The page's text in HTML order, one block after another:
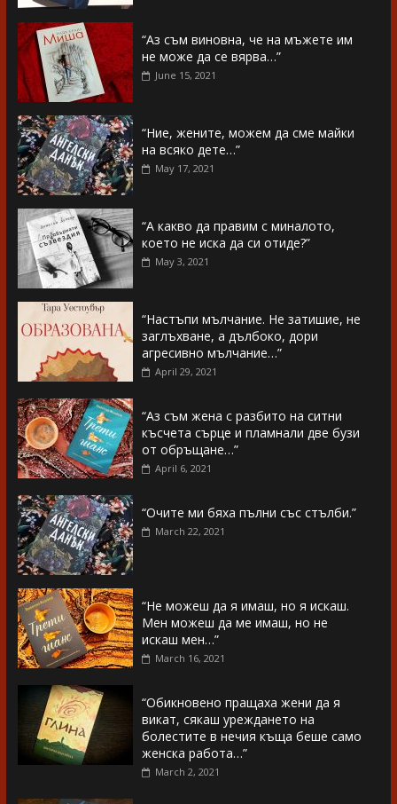
“Аз съм виновна, че на мъжете им
не може да се вярва…”
June 15, 2021
“Ние, жените, можем да сме майки
на всяко дете…”
May 17, 2021
“А какво да правим с миналото,
което не иска да си отиде?”
May 3, 2021
“Настъпи мълчание. Не затишие, не
заглъхване, а дълбоко, дори
агресивно мълчание…”
April 29, 2021
“Аз съм жена с разбито на ситни
късчета сърце и пламнали две бузи
от обръщане…”
April 6, 2021
“Очите ми бяха пълни със стълби.”
March 22, 2021
“Не можеш да я имаш, но я искаш.
Мен можеш да ме имаш, но не
искаш мен…”
March 16, 2021
“Обикновено пращаха жени да я
викат, сякаш уреждането на
болестите в нечия къща беше само
женска работа…”
March 2, 2021